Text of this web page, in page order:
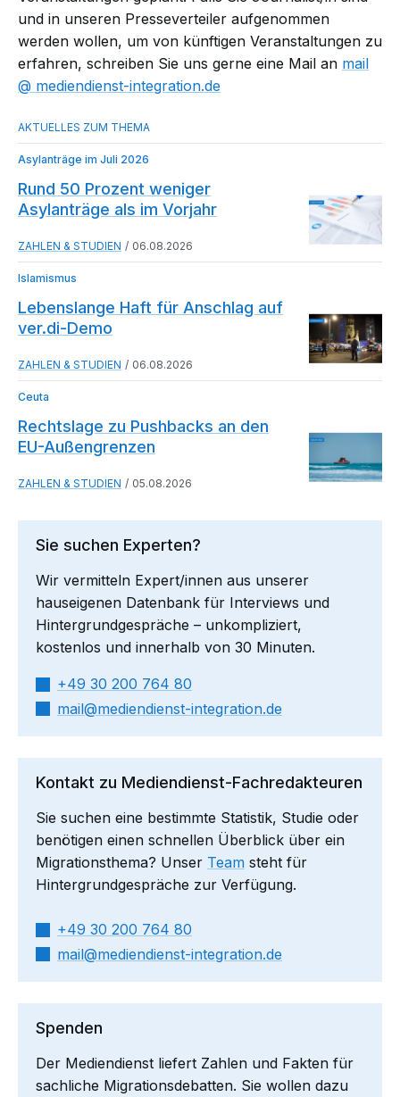
und in unseren Presseverteiler aufgenommen
werden wollen, um von künftigen Veranstaltungen zu
erfahren, schreiben Sie uns gerne eine Mail an mail​
mediendienst-integration.de
Asylanträge im Juli 2026
Rund 50 Prozent weniger
Asylanträge als im Vorjahr
ZAHLEN & STUDIEN 06.08.2026
Islamismus
Lebenslange Haft für Anschlag auf
ver.di-Demo
ZAHLEN & STUDIEN 06.08.2026
Ceuta
Rechtslage zu Pushbacks an den
EU-Außengrenzen
ZAHLEN & STUDIEN 05.08.2026
Sie suchen Experten?
Wir vermitteln Expert/innen aus unserer
hauseigenen Datenbank für Interviews und
Hintergrundgespräche – unkompliziert,
kostenlos und innerhalb von 30 Minuten.
+49 30 200 764 80
mail​
mediendienst-integration.de
Kontakt zu Mediendienst-Fachredakteuren
Sie suchen eine bestimmte Statistik, Studie oder
benötigen einen schnellen Überblick über ein
Migrationsthema? Unser Team steht für
Hintergrundgespräche zur Verfügung.
+49 30 200 764 80
mail​
mediendienst-integration.de
Spenden
Der Mediendienst liefert Zahlen und Fakten für
sachliche Migrationsdebatten. Sie wollen dazu